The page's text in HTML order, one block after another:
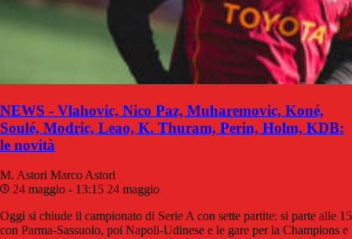
NEWS - Vlahovic, Nico Paz, Muharemovic, Koné,
Soulé, Modric, Leao, K. Thuram, Perin, Holm, KDB:
le novità
M. Astori Marco Astori
24 maggio - 13:15 24 maggio
Oggi si chiude il campionato di Serie A con sette partite: si parte alle 15
con Parma-Sassuolo, poi Napoli-Udinese e le gare per la Champions e